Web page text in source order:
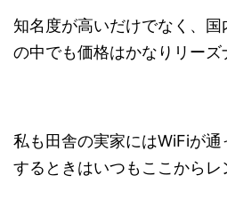
知名度が高いだけでなく、国
の中でも価格はかなりリーズ
私も田舎の実家にはWiFiが
するときはいつもここからレ